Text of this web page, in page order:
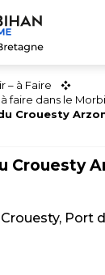
– à Faire
faire dans le
Crouesty Arzon
Crouesty
Port